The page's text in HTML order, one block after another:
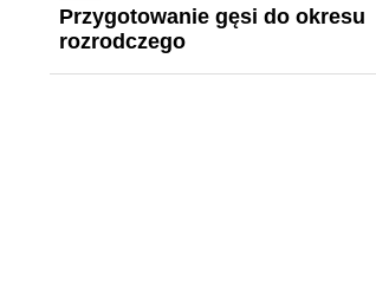
Przygotowanie gęsi do okresu
rozrodczego